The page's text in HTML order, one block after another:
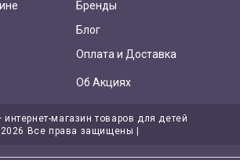
Бренды
Блог
Оплата и Доставка
Об Акциях
интернет-магазин товаров для детей
2026 Все права защищены |